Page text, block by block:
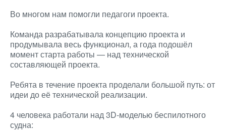
Во многом нам помогли педагоги проекта.
Команда разрабатывала концепцию проекта и
продумывала весь функционал, а года подошёл
момент старта работы — над технической
составляющей проекта.
Ребята в течение проекта проделали большой путь: от
идеи до её технической реализации.
4 человека работали над 3D-моделью беспилотного
судна: